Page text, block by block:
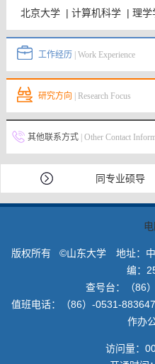
北京大学 | 计算机科学 | 理学
工作经历 | Work Experience
研究方向 | Research Focus
其他联系方式| Other Contact
同专业硕导
版权所有 ©山东大学 地址：
编：
查号台：（86
值班电话：（86）-0531-
作
访问量：